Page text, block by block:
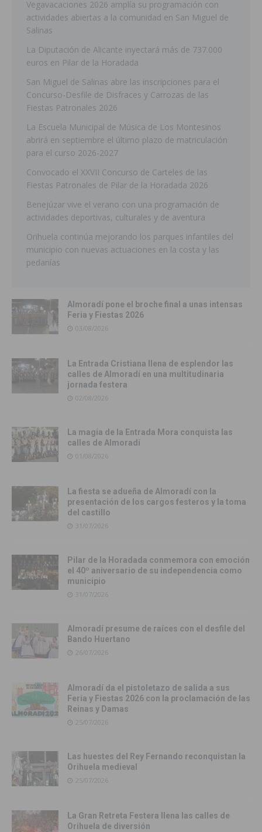
Vegavacaciones 2026 amplía su programación con
actividades abiertas a la comunidad en San Miguel de
Salinas
La Diputación de Alicante inyectará más de 737.000
euros en Pilar de la Horadada
San Miguel de Salinas abre las inscripciones para el
Concurso-Desfile de Disfraces y Carrozas de las
Fiestas Patronales 2026
La Escuela Municipal de Música de Los Montesinos
abrirá en septiembre el último plazo de matriculación
para el curso 2026-2027
Convocado el XXVII Concurso de Carteles de las
Fiestas Patronales de Pilar de la Horadada 2026
Benejúzar vive el verano con una programación de
actividades deportivas, culturales y de aventura
Orihuela continúa mejorando los parques infantiles del
municipio con nuevas actuaciones en la costa y las
pedanías
Almoradí pone el broche final a unas intensas
Feria y Fiestas 2026
03/08/2026
La Entrada Cristiana llena de esplendor las
calles de Almoradí en una multitudinaria
jornada festera
02/08/2026
La magia de la Entrada Mora conquista las
calles de Almoradí
01/08/2026
La fiesta se adueña de Almoradí con la
presentación de los cargos festeros y la toma
del castillo
31/07/2026
Pilar de la Horadada conmemora con emoción
el 40º aniversario de su independencia como
municipio
31/07/2026
Almoradí presume de raíces con el desfile del
Bando Huertano
26/07/2026
Almoradí da el pistoletazo de salida a sus
Feria y Fiestas 2026 con la proclamación de las
Reinas y Damas
25/07/2026
Las huestes del Rey Fernando reconquistan la
Orihuela medieval
25/07/2026
La Gran Retreta Festera llena las calles de
Orihuela de diversión